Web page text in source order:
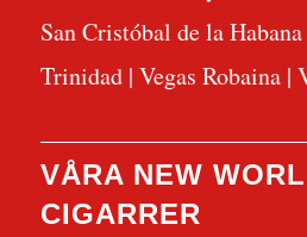
San Cristóbal de la Habana
Trinidad| Vegas Robaina|
VÅRA NEW
CIGARRER